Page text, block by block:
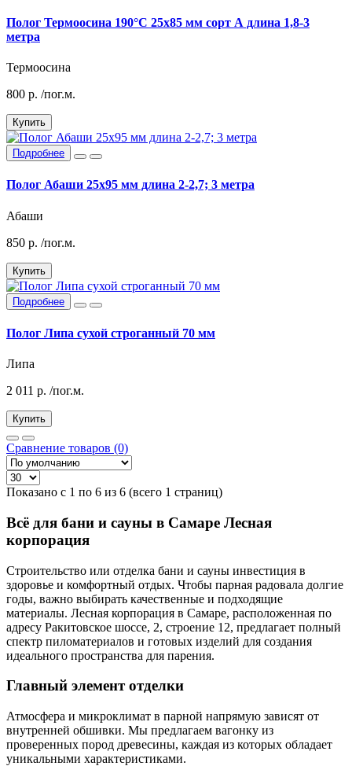
Полог Термоосина 190°C 25х85 мм сорт А длина 1,8-3
метра
Термоосина
800 р. /пог.м.
Купить
Подробнее
Полог Абаши 25х95 мм длина 2-2,7; 3 метра
Абаши
850 р. /пог.м.
Купить
Подробнее
Полог Липа сухой строганный 70 мм
Липа
2 011 р. /пог.м.
Купить
Сравнение товаров (0)
Показано с 1 по 6 из 6 (всего 1 страниц)
Всё для бани и сауны в Самаре Лесная
корпорация
Строительство или отделка бани и сауны инвестиция в
здоровье и комфортный отдых. Чтобы парная радовала долгие
годы, важно выбирать качественные и подходящие
материалы. Лесная корпорация в Самаре, расположенная по
адресу Ракитовское шоссе, 2, строение 12, предлагает полный
спектр пиломатериалов и готовых изделий для создания
идеального пространства для парения.
Главный элемент отделки
Атмосфера и микроклимат в парной напрямую зависят от
внутренней обшивки. Мы предлагаем вагонку из
проверенных пород древесины, каждая из которых обладает
уникальными характеристиками.